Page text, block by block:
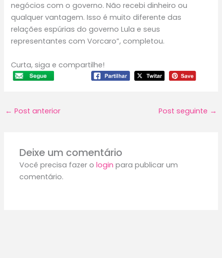
negócios com o governo. Não recebi dinheiro ou
qualquer vantagem. Isso é muito diferente das
relações espúrias do governo Lula e seus
representantes com Vorcaro”, completou.
Curta, siga e compartilhe!
← Post anterior Post seguinte →
Deixe um comentário
Você precisa fazer ologin para publicar um
comentário.